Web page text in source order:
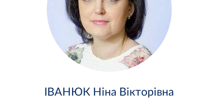
ІВАНЮК Ніна Вікторівна